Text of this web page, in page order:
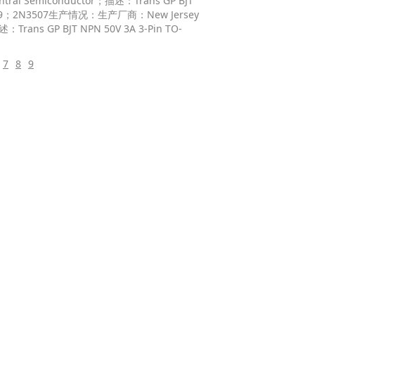
2N3507生产情况：生产厂商：New Jersey
Trans GP BJT NPN 50V 3A 3-Pin TO-
7 8 9